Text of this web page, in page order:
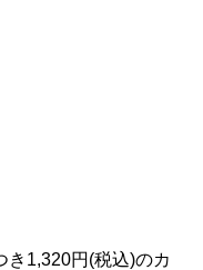
き1,320円(税込)のカ